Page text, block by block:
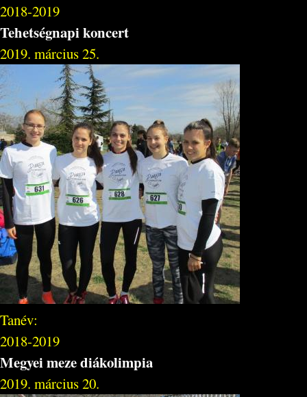
2018-2019
Tehetségnapi koncert
2019. március 25.
Tanév:
2018-2019
Megyei meze diákolimpia
2019. március 20.